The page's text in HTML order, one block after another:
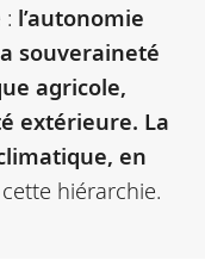
l’autonomie
souveraineté
agricole,
extérieure. La
en
hiérarchie.